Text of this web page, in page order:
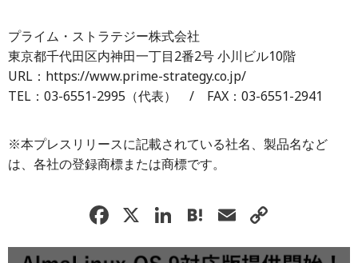
プライム・ストラテジー株式会社
東京都千代田区内神田一丁目2番2号 小川ビル10階
URL：https://www.prime-strategy.co.jp/
TEL：03-6551-2995（代表） / FAX：03-6551-2941
※本プレスリリースに記載されている社名、製品名など
は、各社の登録商標または商標です。
F
a
X Li
n
H
at
E
m o